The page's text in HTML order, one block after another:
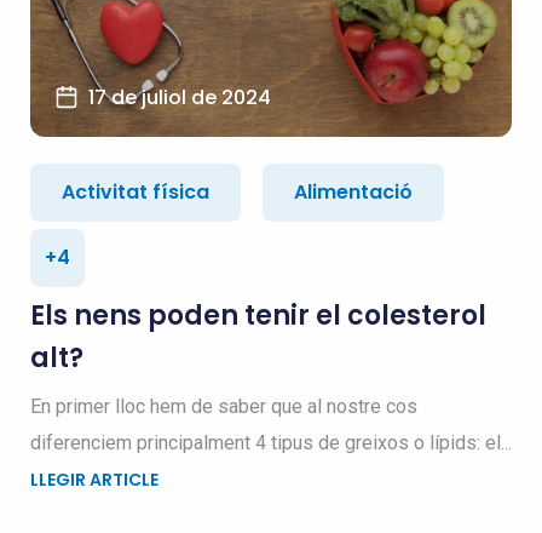
17 de juliol de 2024
Activitat física Alimentació
+4
Els nens poden tenir el colesterol
alt?
En primer lloc hem de saber que al nostre cos
diferenciem principalment 4 tipus de greixos o lípids: el...
LLEGIR ARTICLE